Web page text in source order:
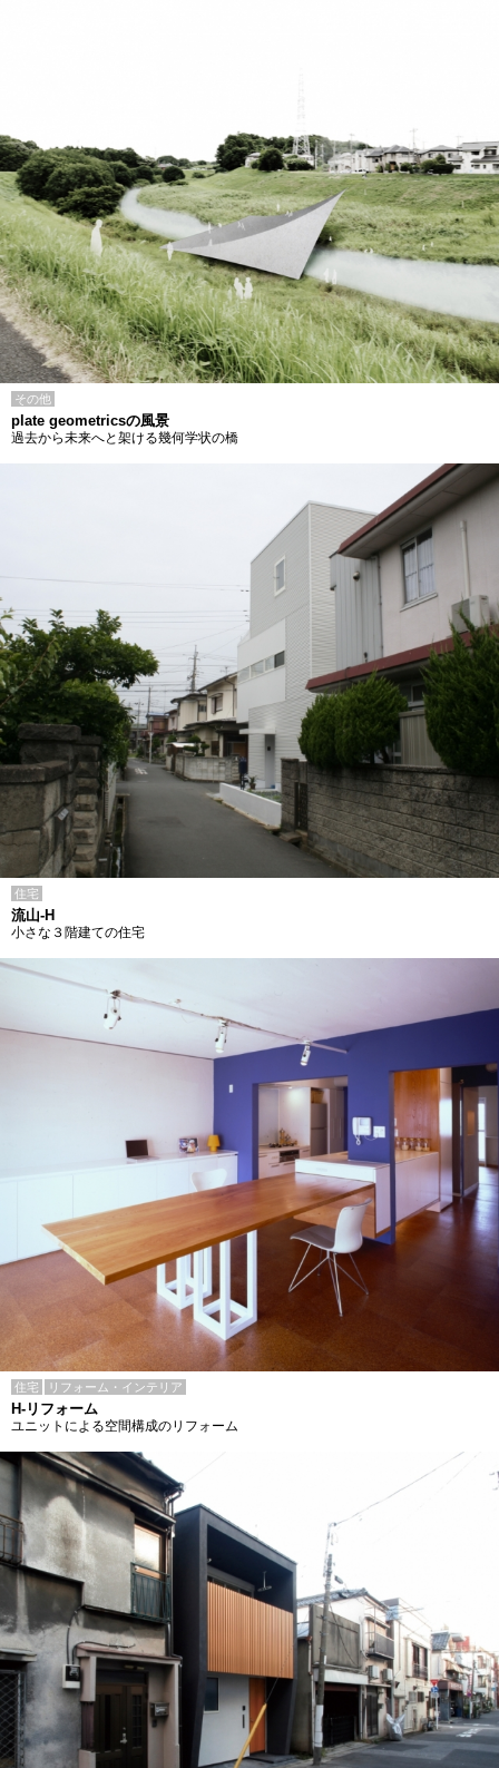
その他
plate geometricsの風景
過去から未来へと架ける幾何学状の橋
住宅
流山-H
小さな３階建ての住宅
住宅 リフォーム・インテリア
H-リフォーム
ユニットによる空間構成のリフォーム